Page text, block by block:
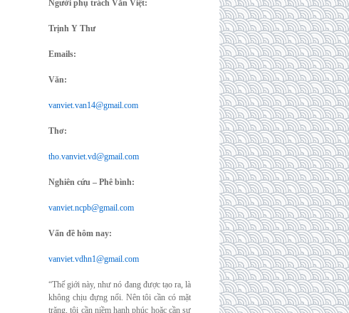
Người phụ trách Văn Việt:
Trịnh Y Thư
Emails:
Văn:
vanviet.van14@gmail.com
Thơ:
tho.vanviet.vd@gmail.com
Nghiên cứu – Phê bình:
vanviet.ncpb@gmail.com
Vấn đề hôm nay:
vanviet.vdhn1@gmail.com
“Thế giới này, như nó đang được tạo ra, là
không chịu đựng nổi. Nên tôi cần có mặt
trăng, tôi cần niềm hạnh phúc hoặc cần sự